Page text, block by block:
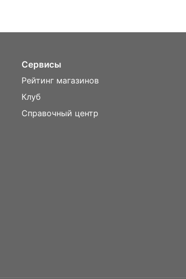
Сервисы
Рейтинг магазинов
Клуб
Справочный центр